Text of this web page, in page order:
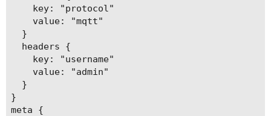
    key: "protocol"
    value: "mqtt"
  }
  headers {
    key: "username"
    value: "admin"
  }
}
meta {